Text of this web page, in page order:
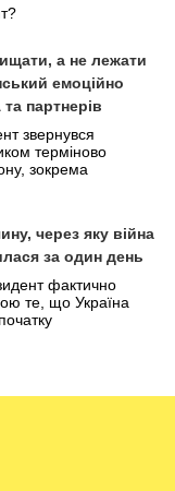
а не лежати
емоційно
партнерів
звернувся
терміново
зокрема
через яку війна
за один день
фактично
те, що Україна